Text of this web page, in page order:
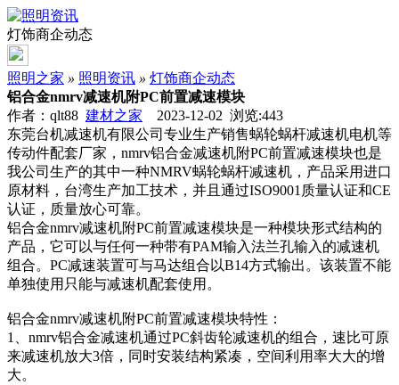
灯饰商企动态
照明之家 » 照明资讯 » 灯饰商企动态
铝合金nmrv减速机附PC前置减速模块
作者：qlt88 建材之家 2023-12-02 浏览:443
东莞台机减速机有限公司专业生产销售蜗轮蜗杆减速机电机等
传动件配套厂家，nmrv铝合金减速机附PC前置减速模块也是
我公司生产的其中一种NMRV蜗轮蜗杆减速机，产品采用进口
原材料，台湾生产加工技术，并且通过ISO9001质量认证和CE
认证，质量放心可靠。
铝合金nmrv减速机附PC前置减速模块是一种模块形式结构的
产品，它可以与任何一种带有PAM输入法兰孔输入的减速机
组合。PC减速装置可与马达组合以B14方式输出。该装置不能
单独使用只能与减速机配套使用。
铝合金nmrv减速机附PC前置减速模块特性：
1、nmrv铝合金减速机通过PC斜齿轮减速机的组合，速比可原
来减速机放大3倍，同时安装结构紧凑，空间利用率大大的增
大。